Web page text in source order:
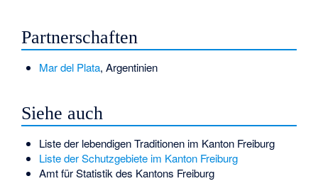
Partnerschaften
Mar del Plata, Argentinien
Siehe auch
Liste der lebendigen Traditionen im Kanton Freiburg
Liste der Schutzgebiete im Kanton Freiburg
Amt für Statistik des Kantons Freiburg